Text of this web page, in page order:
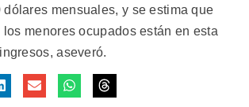
dólares mensuales, y se estima que
los menores ocupados están en esta
aseveró.